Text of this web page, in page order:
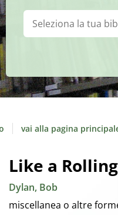
Biblioteca:
vai alla pagina
Like a
Dylan, Bob
miscellanea o altre